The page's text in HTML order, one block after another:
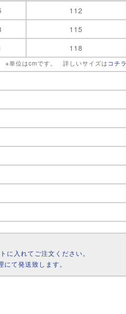
112
115
118
※単位はcmです。 詳しいサイズは コチラ
に入れてご注文ください。
て発送致します。